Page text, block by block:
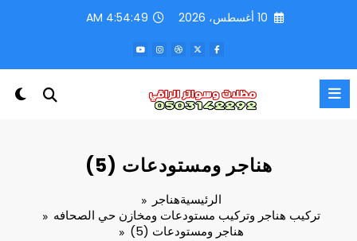
10 أغسطس، 2026 4:54:50 AM
هناجر ومستودعات (5)
الرئيسيةهناجر
تركيب هناجر وتركيب مستودعات ومخازن حي الصحافه
هناجر ومستودعات (5)